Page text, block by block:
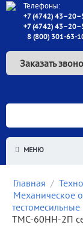
Телефоны:
+7 (4742)
+7 (4742)
8 (800) 301-63-
Заказать
МЕНЮ
Главная /
Механическое
ТМС-60НН-2П